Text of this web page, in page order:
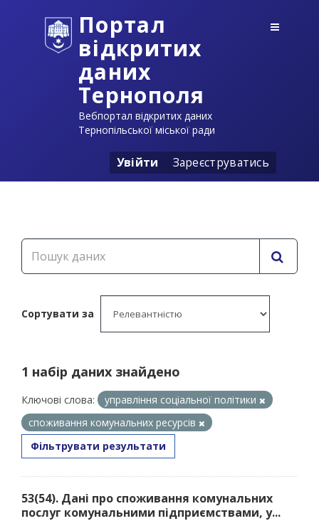
Портал
відкритих
даних
Тернополя
Вебпортал відкритих даних
Тернопільської міської ради
Увійти Зареєструватись
Сортувати за
1 набір даних знайдено
Ключові слова:
управління соціальної політики
споживання комунальних ресурсів
Фільтрувати результати
53(54). Дані про споживання комунальних
послуг комунальними підприємствами, у...